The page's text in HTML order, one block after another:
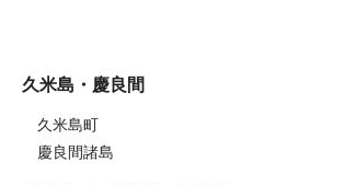
久米島・慶良間
久米島町
慶良間諸島